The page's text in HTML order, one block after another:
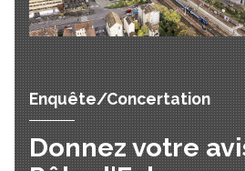
Enquête/Concertation
Donnez votre